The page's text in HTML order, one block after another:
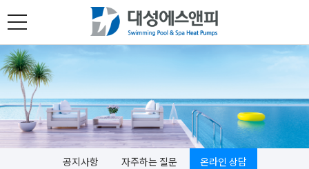
toggle
navigation
공지사항 자주하는 질문 온라인 상담